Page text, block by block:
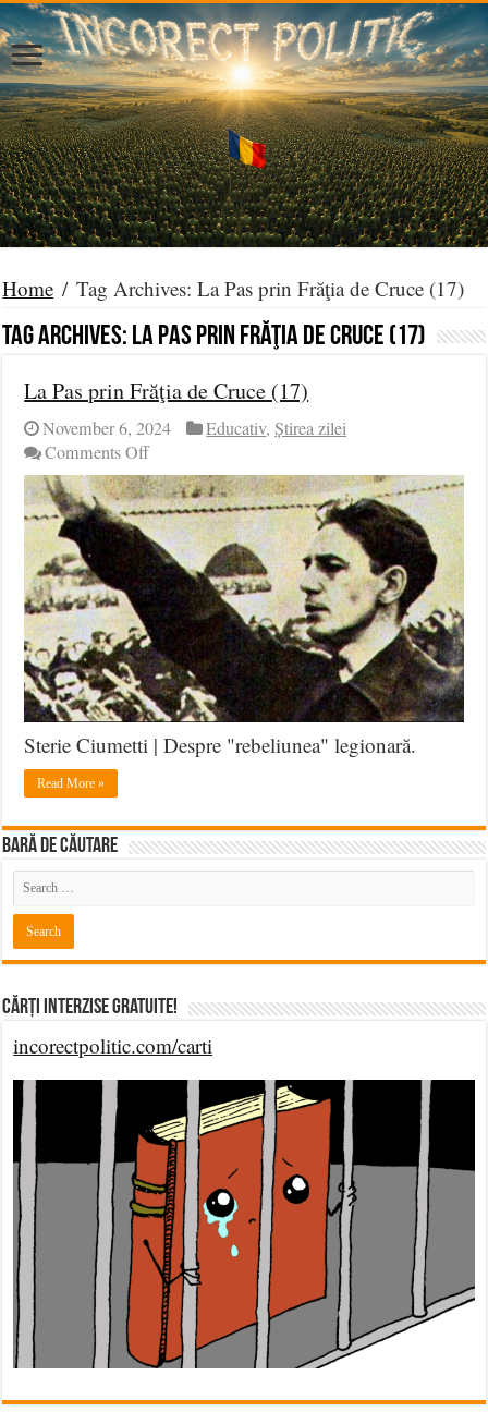
Home / Tag Archives: La Pas prin Frăţia de Cruce (17)
Tag Archives: La Pas prin Frăţia de Cruce (17)
La Pas prin Frăţia de Cruce (17)
November 6, 2024 Educativ,Știrea zilei
Comments Offon
La
Pas
prin
Frăţia
de
Cruce
(17)
Sterie Ciumetti | Despre "rebeliunea" legionară.
Read More »
BARĂ DE CĂUTARE
Cărți Interzise Gratuite!
incorectpolitic.com/carti